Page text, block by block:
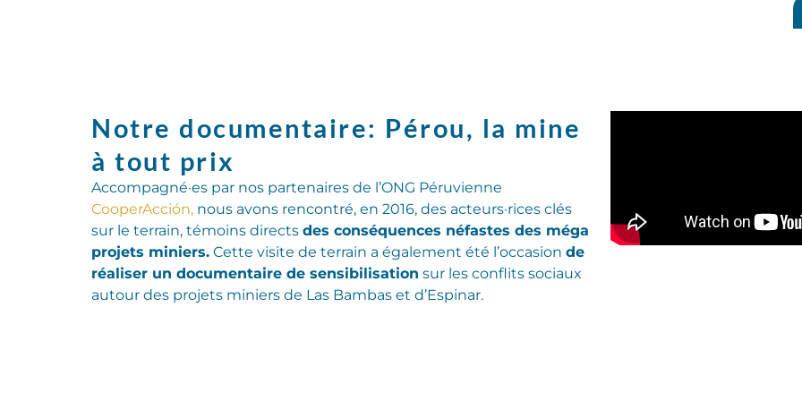
Notre documentaire: Pérou, la mine
à tout prix
Accompagné·es par nos partenaires de l’ONG Péruvienne
CooperAcción, nous avons rencontré, en 2016, des acteurs·rices clés
sur le terrain, témoins directs des conséquences néfastes des méga
projets miniers. Cette visite de terrain a également été l’occasion de
réaliser un documentaire de sensibilisation sur les conflits sociaux
autour des projets miniers de Las Bambas et d’Espinar.